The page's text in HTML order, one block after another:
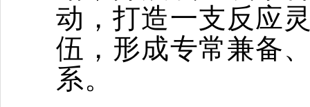
动，打造一支反应
伍，形成专常兼备
系。